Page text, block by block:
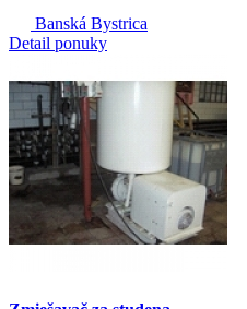
Banská Bystrica
Detail ponuky